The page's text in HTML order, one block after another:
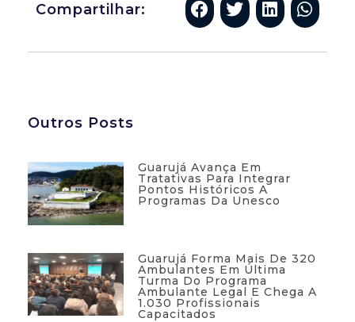
Compartilhar:
Outros Posts
Guarujá Avança Em
Tratativas Para Integrar
Pontos Históricos A
Programas Da Unesco
Guarujá Forma Mais De 320
Ambulantes Em Última
Turma Do Programa
Ambulante Legal E Chega A
1.030 Profissionais
Capacitados